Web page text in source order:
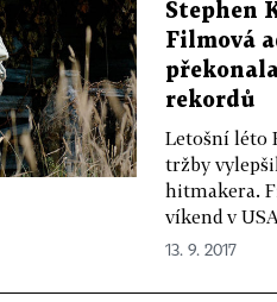
Stephen
Filmová
rekordů
Letošní léto
tržby
hitmakera.
víkend v
13. 9. 2017